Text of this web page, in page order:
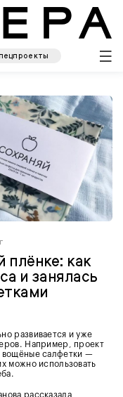
плёнке: как
и занялась
развивается и уже
Например, проект
вощёные салфетки —
можно использовать
рассказала